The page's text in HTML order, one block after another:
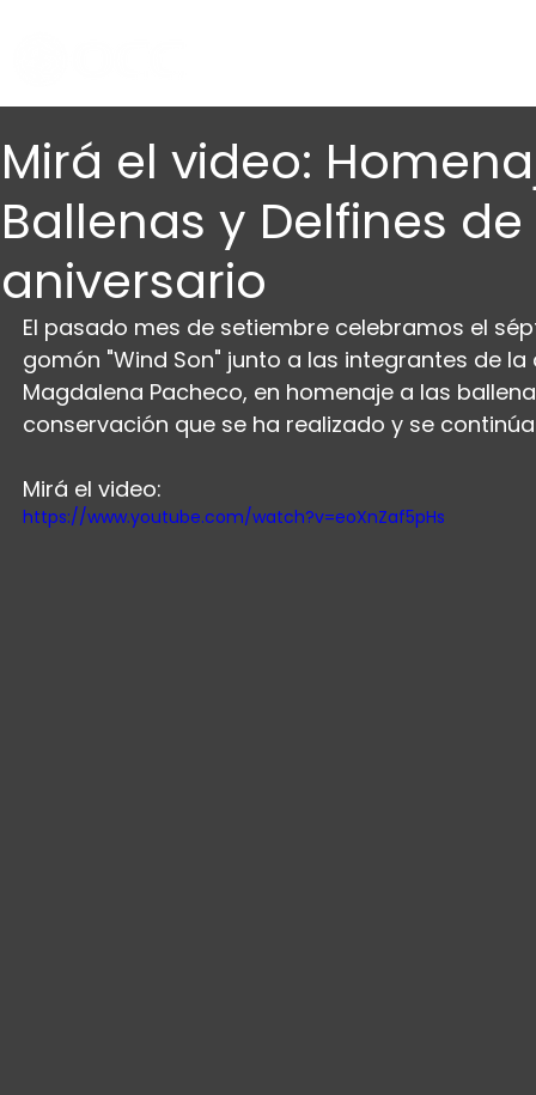
Mirá el video:
Ballenas y Delfines
aniversario
El pasado mes de setiembre celebramos el
gomón "Wind Son" junto a las integrantes de
Magdalena Pacheco, en homenaje a las
conservación que se ha realizado y se
Mirá el video:
https://www.youtube.com/watch?v=eoXnZaf5pHs